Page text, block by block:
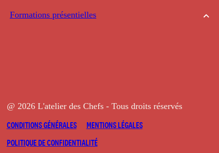
Formations présentielles
@ 2026 L'atelier des Chefs - Tous droits réservés
CONDITIONS GÉNÉRALES
MENTIONS LÉGALES
POLITIQUE DE CONFIDENTIALITÉ